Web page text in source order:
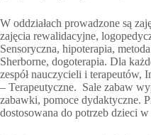
W oddziałach prowadzone są
zajęcia rewalidacyjne,
Sensoryczna, hipoterapia,
Sherborne, dogoterapia. Dla
zespół nauczycieli i
– Terapeutyczne. Sale zabaw
zabawki, pomoce dydaktyczne.
dostosowana do potrzeb dzieci